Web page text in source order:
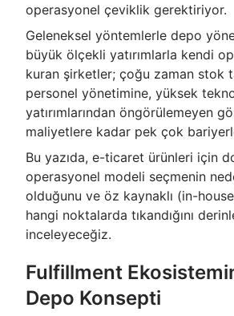
operasyonel çeviklik gerektiriyor.
Geleneksel yöntemlerle depo
büyük ölçekli yatırımlarla kendi
kuran şirketler; çoğu zaman stok
personel yönetimine, yüksek
yatırımlarından öngörülemeyen
maliyetlere kadar pek çok
Bu yazıda, e-ticaret ürünleri için
operasyonel modeli seçmenin
olduğunu ve öz kaynaklı (in-
hangi noktalarda tıkandığını
inceleyeceğiz.
Fulfillment
Depo Konsepti